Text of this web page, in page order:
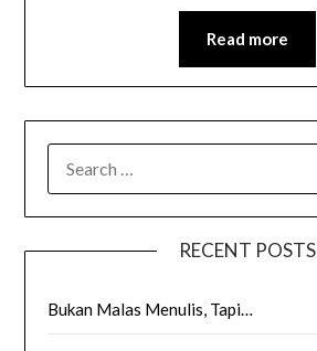
Read more
FOR:
RECENT POSTS
Bukan Malas Menulis, Tapi…